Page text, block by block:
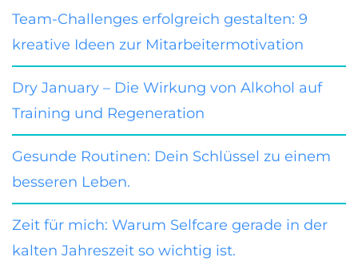
Team-Challenges erfolgreich gestalten: 9
kreative Ideen zur Mitarbeitermotivation
Dry January – Die Wirkung von Alkohol auf
Training und Regeneration
Gesunde Routinen: Dein Schlüssel zu einem
besseren Leben.
Zeit für mich: Warum Selfcare gerade in der
kalten Jahreszeit so wichtig ist.